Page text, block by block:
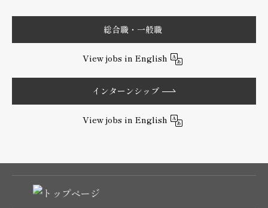
総合職・一般職
View jobs in English
インターンシップ
View jobs in English